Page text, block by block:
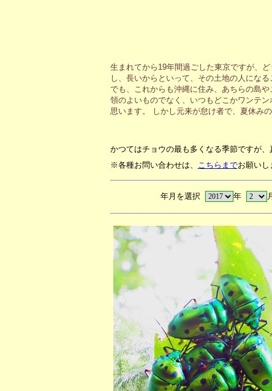
生まれてから19年間過ごした東京ですが、
し、長いからといって、その土地の人にな
でも、これからも沖縄に住み、あちらの島
領のよいものでなく、いつもどこかワンテ
思います。 しかし元来が怠け者で、夏休み
かつてはチョウの最も多くなる季節ですが
※各種お問い合わせは、 こちらまでお願いし
年月を選択 年